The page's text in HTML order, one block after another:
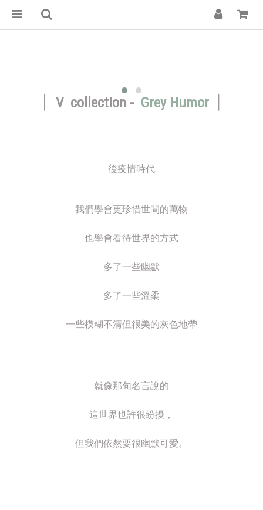
V collection - Grey Humor
後疫情時代
我們學會更珍惜世間的萬物
也學會看待世界的方式
多了一些幽默
多了一些溫柔
一些模糊不清但很美的灰色地帶
就像那句名言說的
這世界也許很紛擾，
但我們依然要很幽默可愛。